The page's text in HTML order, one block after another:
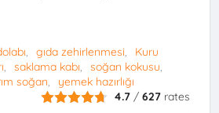
gıda zehirlenmesi
Kuru
saklama kabı
soğan kokusu
soğan
yemek hazırlığı
4.7 /627 rates